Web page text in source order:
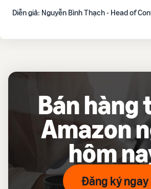
Diễn giả: Nguyễn Bình Thạch - Head of
Bán hàng
Amazon
hôm
Đăng ký ngay